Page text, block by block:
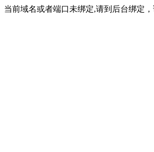
当前域名或者端口未绑定,请到后台绑定